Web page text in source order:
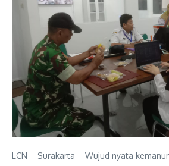
LCN – Surakarta – Wujud nyata